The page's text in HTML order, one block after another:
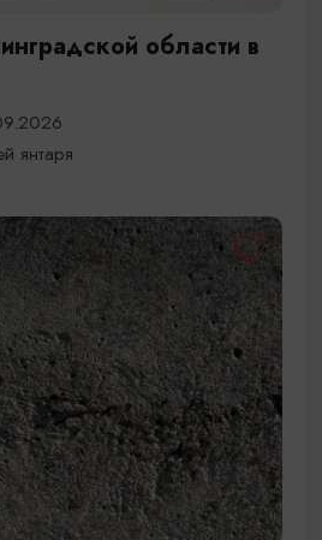
области в
янтаря